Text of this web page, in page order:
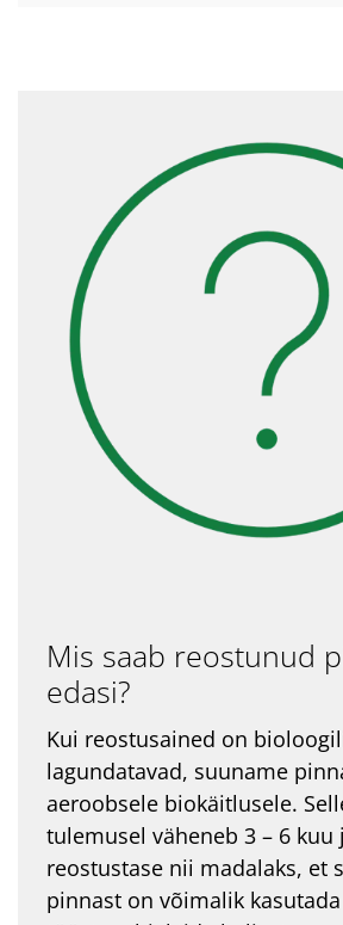
Mis saab reostunud
edasi?
Kui reostusained on
lagundatavad, suuname
aeroobsele biokäitlusele.
tulemusel väheneb 3 – 6 kuu
reostustase nii madalaks, et
pinnast on võimalik kasutada